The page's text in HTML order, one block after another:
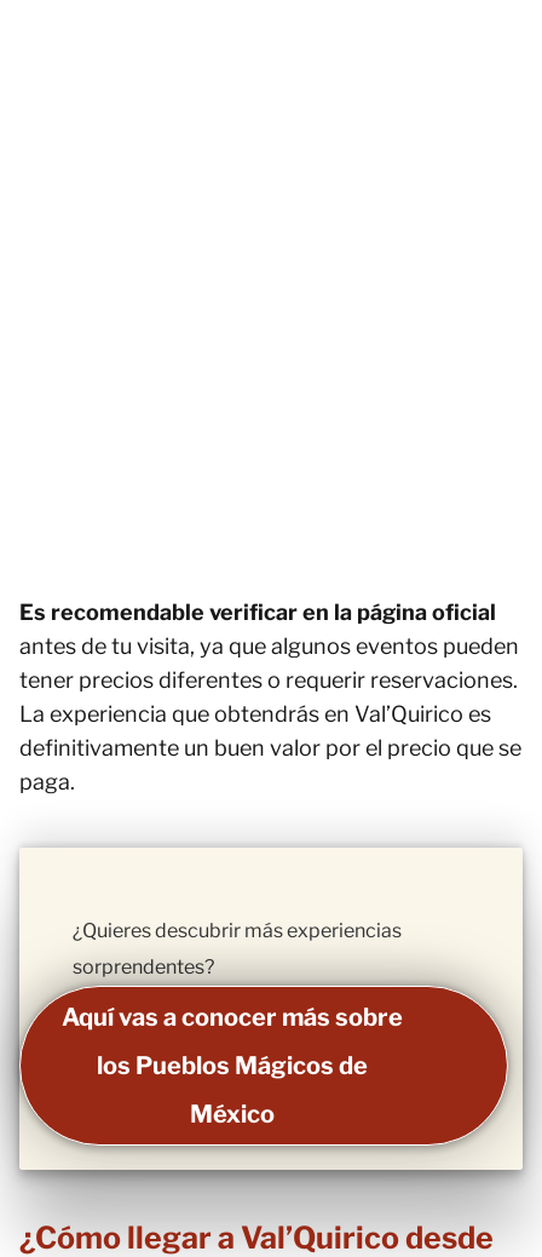
Es recomendable verificar en la página oficial
antes de tu visita, ya que algunos eventos pueden
tener precios diferentes o requerir reservaciones.
La experiencia que obtendrás en Val’Quirico es
definitivamente un buen valor por el precio que se
paga.
¿Quieres descubrir más experiencias
sorprendentes?
Aquí vas a conocer más sobre
los Pueblos Mágicos de
México
¿Cómo llegar a Val’Quirico desde